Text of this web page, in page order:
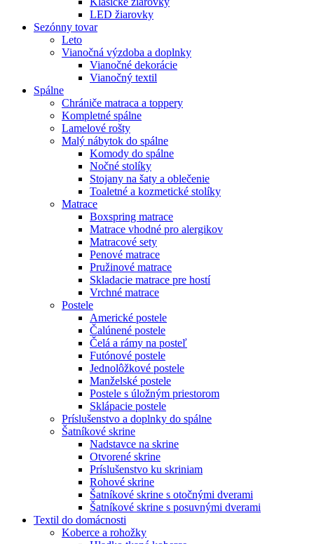
LED žiarovky
Sezónny tovar
Leto
Vianočná výzdoba a doplnky
Vianočné dekorácie
Vianočný textil
Spálne
Chrániče matraca a toppery
Kompletné spálne
Lamelové rošty
Malý nábytok do spálne
Komody do spálne
Nočné stolíky
Stojany na šaty a oblečenie
Toaletné a kozmetické stolíky
Matrace
Boxspring matrace
Matrace vhodné pro alergikov
Matracové sety
Penové matrace
Pružinové matrace
Skladacie matrace pre hostí
Vrchné matrace
Postele
Americké postele
Čalúnené postele
Čelá a rámy na posteľ
Futónové postele
Jednolôžkové postele
Manželské postele
Postele s úložným priestorom
Sklápacie postele
Príslušenstvo a doplnky do spálne
Šatníkové skrine
Nadstavce na skrine
Otvorené skrine
Príslušenstvo ku skriniam
Rohové skrine
Šatníkové skrine s otočnými dverami
Šatníkové skrine s posuvnými dverami
Textil do domácnosti
Koberce a rohožky